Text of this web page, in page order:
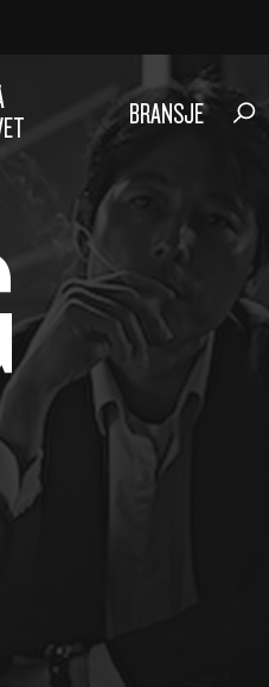
BRANSJE